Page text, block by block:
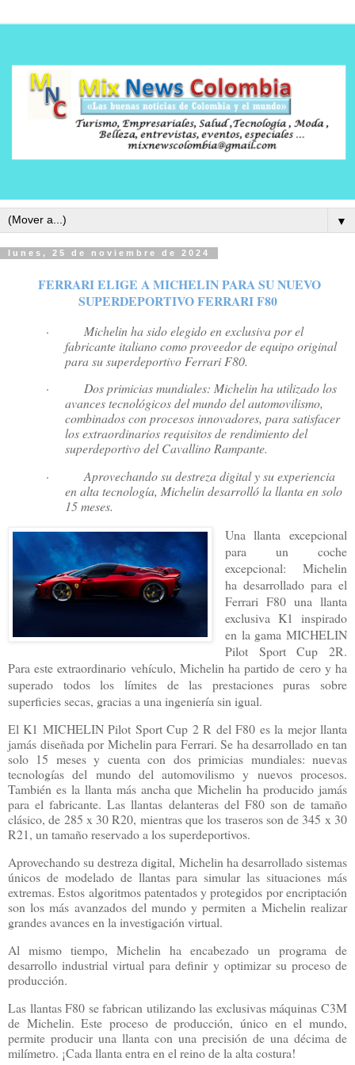
▼
lunes, 25 de noviembre de 2024
FERRARI ELIGE A MICHELIN PARA SU NUEVO
SUPERDEPORTIVO FERRARI F80
·
Michelin ha sido elegido en exclusiva por el
fabricante italiano como proveedor de equipo original
para su superdeportivo Ferrari F80.
·
Dos primicias mundiales: Michelin ha utilizado los
avances tecnológicos del mundo del automovilismo,
combinados con procesos innovadores, para satisfacer
los extraordinarios requisitos de rendimiento del
superdeportivo del Cavallino Rampante.
·
Aprovechando su destreza digital y su experiencia
en alta tecnología, Michelin desarrolló la llanta en solo
15 meses.
Una llanta excepcional
para un coche
excepcional: Michelin
ha desarrollado para el
Ferrari F80 una llanta
exclusiva K1 inspirado
en la gama MICHELIN
Pilot Sport Cup 2R.
Para este extraordinario vehículo, Michelin ha partido de cero y ha
superado todos los límites de las prestaciones puras sobre
superficies secas, gracias a una ingeniería sin igual.
El K1 MICHELIN Pilot Sport Cup 2 R del F80 es la mejor llanta
jamás diseñada por Michelin para Ferrari. Se ha desarrollado en tan
solo 15 meses y cuenta con dos primicias mundiales: nuevas
tecnologías del mundo del automovilismo y nuevos procesos.
También es la llanta más ancha que Michelin ha producido jamás
para el fabricante. Las llantas delanteras del F80 son de tamaño
clásico, de 285 x 30 R20, mientras que los traseros son de 345 x 30
R21, un tamaño reservado a los superdeportivos.
Aprovechando su destreza digital, Michelin ha desarrollado sistemas
únicos de modelado de llantas para simular las situaciones más
extremas. Estos algoritmos patentados y protegidos por encriptación
son los más avanzados del mundo y permiten a Michelin realizar
grandes avances en la investigación virtual.
Al mismo tiempo, Michelin ha encabezado un programa de
desarrollo industrial virtual para definir y optimizar su proceso de
producción.
Las llantas F80 se fabrican utilizando las exclusivas máquinas C3M
de Michelin. Este proceso de producción, único en el mundo,
permite producir una llanta con una precisión de una décima de
milímetro. ¡Cada llanta entra en el reino de la alta costura!